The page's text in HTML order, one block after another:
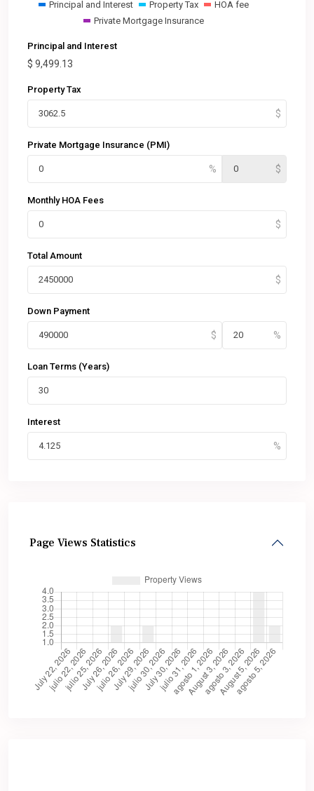
Principal and Interest Property Tax
HOA fee
Private Mortgage Insurance
Principal and Interest
$ 9,499.13
Property Tax
Private Mortgage Insurance (PMI)
Monthly HOA Fees
Total Amount
Down Payment
Loan Terms (Years)
Interest
Page Views Statistics